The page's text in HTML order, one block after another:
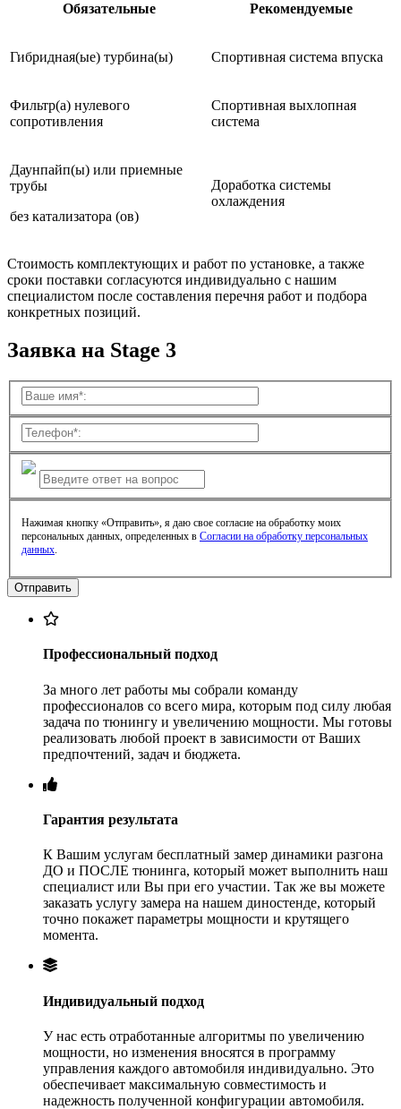
Обязательные Рекомендуемые
Гибридная(ые) турбина(ы) Спортивная система впуска
Фильтр(а) нулевого
сопротивления
Спортивная выхлопная
система
Даунпайп(ы) или приемные
трубы
без катализатора (ов)
Доработка системы
охлаждения
Стоимость комплектующих и работ по установке, а также
сроки поставки согласуются индивидуально с нашим
специалистом после составления перечня работ и подбора
конкретных позиций.
Заявка на Stage 3
Нажимая кнопку «Отправить», я даю свое согласие на обработку моих
персональных данных, определенных в Согласии на обработку персональных
данных.
Профессиональный подход
За много лет работы мы собрали команду
профессионалов со всего мира, которым под силу любая
задача по тюнингу и увеличению мощности. Мы готовы
реализовать любой проект в зависимости от Ваших
предпочтений, задач и бюджета.
Гарантия результата
К Вашим услугам бесплатный замер динамики разгона
ДО и ПОСЛЕ тюнинга, который может выполнить наш
специалист или Вы при его участии. Так же вы можете
заказать услугу замера на нашем диностенде, который
точно покажет параметры мощности и крутящего
момента.
Индивидуальный подход
У нас есть отработанные алгоритмы по увеличению
мощности, но изменения вносятся в программу
управления каждого автомобиля индивидуально. Это
обеспечивает максимальную совместимость и
надежность полученной конфигурации автомобиля.